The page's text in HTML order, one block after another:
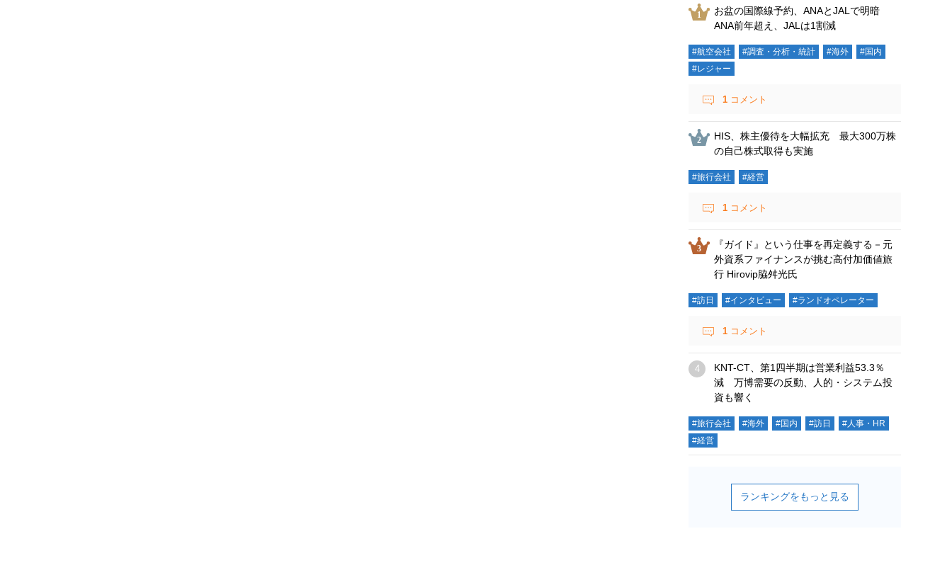
お盆の国際線予約、ANAとJALで明暗
ANA前年超え、JALは1割減
#航空会社 #調査・分析・統計 #海外
#国内
#レジャー
1 コメント
HIS、株主優待を大幅拡充 最大300万株
の自己株式取得も実施
#旅行会社 #経営
1 コメント
『ガイド』という仕事を再定義する－元
外資系ファイナンスが挑む高付加価値旅
行 Hirovip脇舛光氏
#訪日 #インタビュー #ランドオペレーター
1 コメント
KNT-CT、第1四半期は営業利益53.3％
減 万博需要の反動、人的・システム投
資も響く
#旅行会社 #海外 #国内 #訪日
#人事・HR
#経営